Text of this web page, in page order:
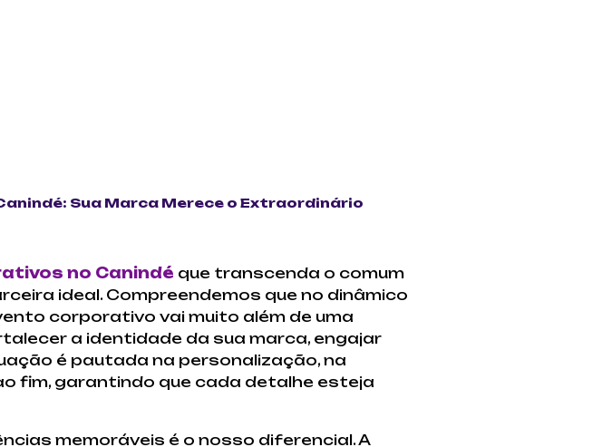
Sua Marca Merece o Extraordinário
no Canindé que transcenda o comum
ideal. Compreendemos que no dinâmico
corporativo vai muito além de uma
a identidade da sua marca, engajar
é pautada na personalização, na
fim, garantindo que cada detalhe esteja
memoráveis é o nosso diferencial. A